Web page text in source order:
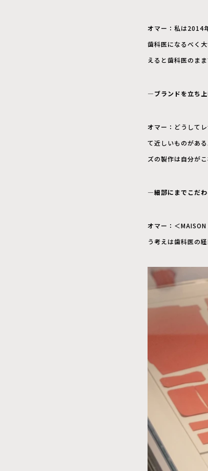
オマー：私は2014
歯科医になるべく
えると歯科医のま
—ブランドを立ち上
オマー：どうして
て近しいものがあ
ズの製作は自分が
—細部にまでこだわ
オマー：＜
う考えは歯科医の